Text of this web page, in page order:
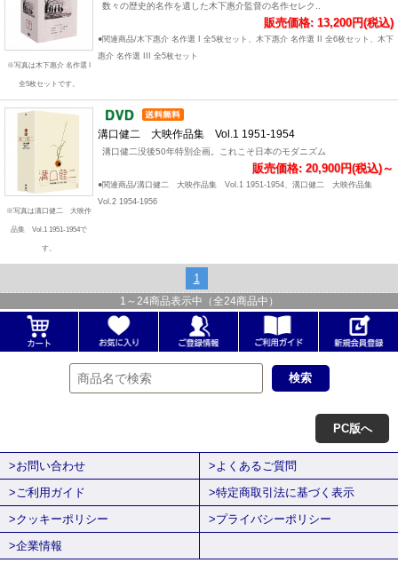
※写真は木下惠介 名作選 I
全5枚セットです。
数々の歴史的名作を遺した木下惠介監督の名作セレク..
販売価格: 13,200円(税込)
●関連商品/木下惠介 名作選 I 全5枚セット、木下惠介 名作選 II 全6枚セット、木下
惠介 名作選 III 全5枚セット
※写真は溝口健二 大映作
品集 Vol.1 1951-1954で
す。
溝口健二 大映作品集 Vol.1 1951-1954
溝口健二没後50年特別企画。これこそ日本のモダニズム
販売価格: 20,900円(税込)～
●関連商品/溝口健二 大映作品集 Vol.1 1951-1954、溝口健二 大映作品集
Vol.2 1954-1956
1
1 ～ 24商品表示中（全24商品中）
PC版へ
>お問い合わせ
>よくあるご質問
>ご利用ガイド
>特定商取引法に基づく表示
>クッキーポリシー
>プライバシーポリシー
>企業情報